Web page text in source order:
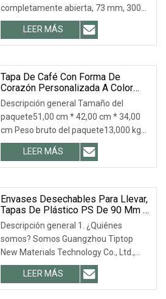
completamente abierta, 73 mm, 300#
POE, tapa para lata de metal, plástico y
papel. 1. Tiene un borde seguro,
antiderrames, ecológico. 2. Adecuado
en polvo,
LEER MÁS
Tapa De Café Con Forma De
Corazón Personalizada A Color
Para Tazas, Material: Plástico PP.
Descripción general Tamaño del
paquete51,00 cm * 42,00 cm * 34,00
cm Peso bruto del paquete13,000 kg
Características 1. Material: PP/PS/PET.
2. Tamaño: Según las tazas 3. Color de
impresión: Impresión flexográfica, 3
LEER MÁS
Envases Desechables Para Llevar,
Tapas De Plástico PS De 90 Mm Y
80 Mm Para Vasos De Bebidas
Frías Y Calientes.
Descripción general 1. ¿Quiénes
somos? Somos Guangzhou Tiptop
New Materials Technology Co., Ltd.,
con sede en Guangzhou, China.
Iniciamos nuestras operaciones en
2016. Nuestros productos se venden
LEER MÁS